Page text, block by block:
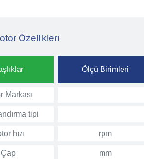
Özellikleri
Ölçü Birimleri
Markası
tipi
hızı rpm
Çap mm